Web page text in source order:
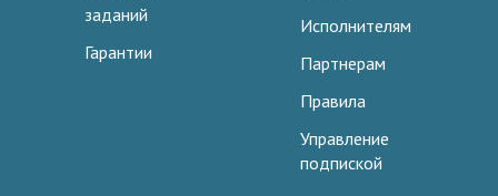
заданий
Гарантии
Исполнителям
Партнерам
Правила
Управление
подпиской